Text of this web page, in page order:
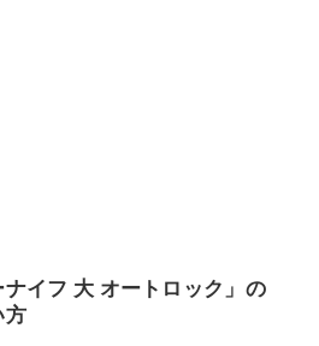
イフ 大 オートロック」の
方